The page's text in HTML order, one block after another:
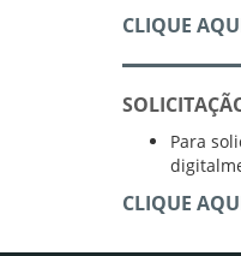
CLIQUE
Para
CLIQUE